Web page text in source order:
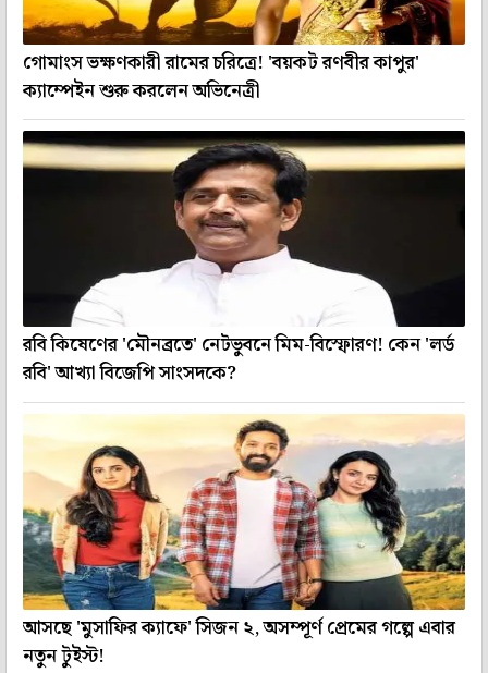
গোমাংস ভক্ষণকারী রামের চরিত্রে! 'বয়কট রণবীর কাপুর'
ক্যাম্পেইন শুরু করলেন অভিনেত্রী
রবি কিষেণের 'মৌনব্রতে' নেটভুবনে মিম-বিস্ফোরণ! কেন 'লর্ড
রবি' আখ্যা বিজেপি সাংসদকে?
আসছে 'মুসাফির ক্যাফে' সিজন ২, অসম্পূর্ণ প্রেমের গল্পে এবার
নতুন টুইস্ট!